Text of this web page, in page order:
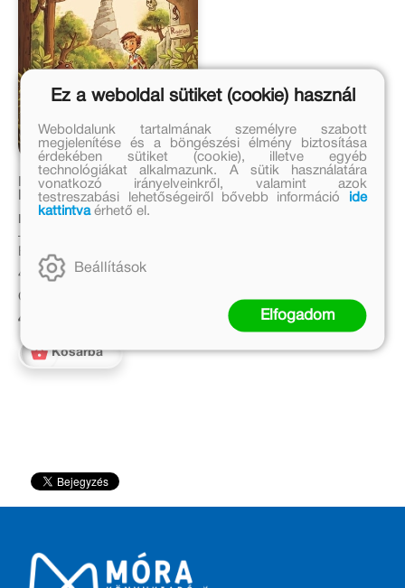
Rosszcsont Rodrigó és
Filkó, a fegyverhordozója
Michael Ende, Wieland
Eredeti ár:
4 999 Ft
Online ár:
4 099 Ft
Kosárba
Ez a weboldal sütiket (cookie) használ
Weboldalunk tartalmának személyre szabott
megjelenítése és a böngészési élmény biztosítása
érdekében sütiket (cookie), illetve egyéb
technológiákat alkalmazunk. A sütik használatára
vonatkozó irányelveinkről, valamint azok
testreszabási lehetőségeiről bővebb információ
ide
kattintvaérhető el.
Beállítások
Elfogadom